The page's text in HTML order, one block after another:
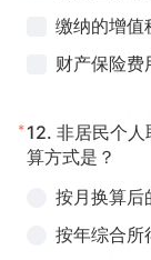
缴纳的增值
财产保险费
* 12. 非居民个人
算方式是？
按月换算后
按年综合所